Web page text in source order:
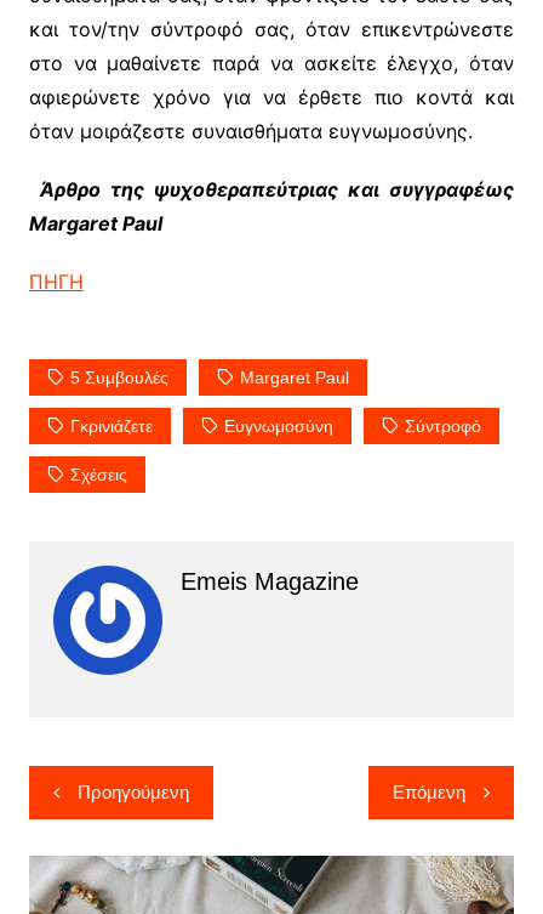
και τον/την σύντροφό σας, όταν επικεντρώνεστε
στο να μαθαίνετε παρά να ασκείτε έλεγχο, όταν
αφιερώνετε χρόνο για να έρθετε πιο κοντά και
όταν μοιράζεστε συναισθήματα ευγνωμοσύνης.
Άρθρο της ψυχοθεραπεύτριας και συγγραφέως
Margaret Paul
ΠΗΓΗ
5 Συμβουλές Margaret Paul
Γκρινιάζετε Ευγνωμοσύνη Σύντροφό
Σχέσεις
Emeis Magazine
Πλοήγηση
άρθρων
Προηγούμενη Επόμενη